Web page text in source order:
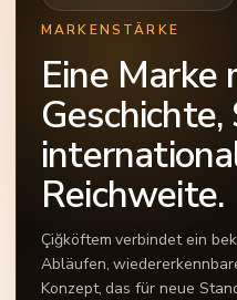
MARKENSTÄRKE
Eine Marke
Reichweite.
Çiğköftem verbindet ein
Abläufen,
Konzept, das für neue